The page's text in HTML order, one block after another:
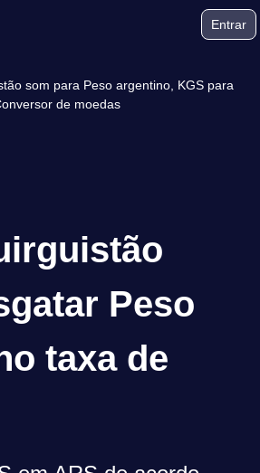
Entrar
som para Peso argentino, KGS para
de moedas
Peso
taxa de